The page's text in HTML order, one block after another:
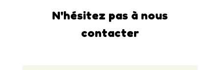
N'hésitez pas à nous
contacter